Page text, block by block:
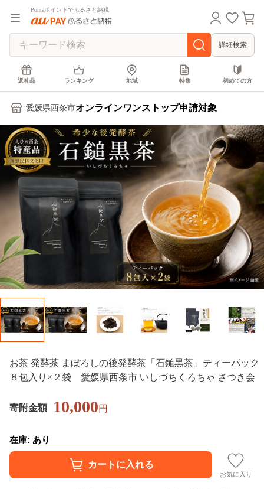
Pontaポイントでふるさと納税
詳細検索
返礼品 ランキング 地域 特集 初めての方
愛媛県西条市オンラインワンストップ申請対象
お茶 発酵茶 まぼろしの後発酵茶「石鎚黒茶」ティーパック
８包入り×２袋 愛媛県西条市 いしづちくろちゃ さつき会
寄附金額 10,000円
在庫: あり
お気に入り